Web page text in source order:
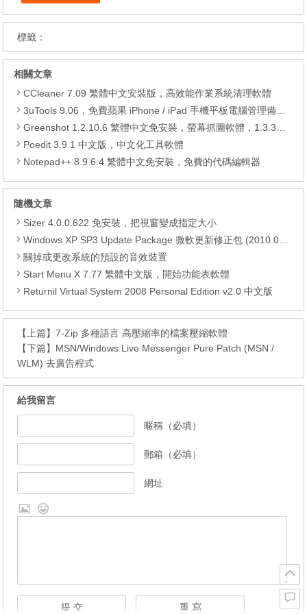
標籤：
相關文章
CCleaner 7.09 繁體中文安裝版，高效能作業系統清理軟體
3uTools 9.06，免費蘋果 iPhone / iPad 手機平板電腦管理備份還原軟體
Greenshot 1.2.10.6 繁體中文免安裝，螢幕抓圖軟體，1.3.315 安裝版
Poedit 3.9.1 中文版，中文化工具軟體
Notepad++ 8.9.6.4 繁體中文免安裝，免費的代碼編輯器
隨機文章
Sizer 4.0.0.622 免安裝，把視窗變成指定大小
Windows XP SP3 Update Package 微軟更新修正包 (2010.03月份)
關掉或更改系統的預設的音效裝置
Start Menu X 7.77 繁體中文版，開始功能表軟體
Returnil Virtual System 2008 Personal Edition v2.0 中文版
【上篇】7-Zip 多種語言 高壓縮率的檔案壓縮軟體
【下篇】 MSN/Windows Live Messenger Pure Patch (MSN /
WLM) 去廣告程式
給我留言
暱稱（必填）
郵箱（必填）
網址